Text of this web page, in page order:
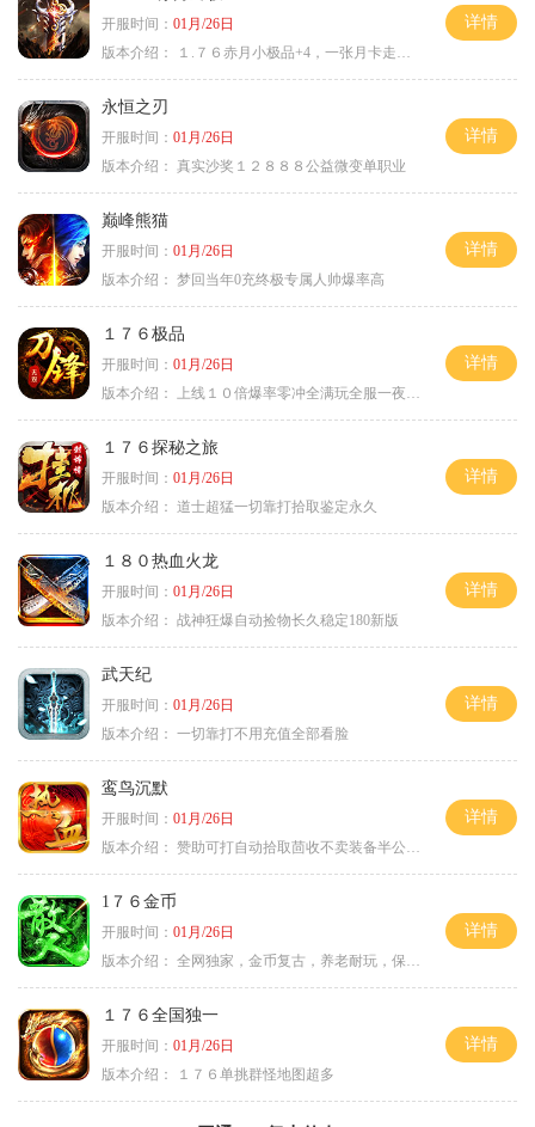
开服时间： 01月/26日
版本介绍：
１.７６赤月小极品+4，一张月卡走天涯a
详情
永恒之刃
开服时间： 01月/26日
版本介绍： 真实沙奖１２８８８公益微变单职业
详情
巅峰熊猫
开服时间： 01月/26日
版本介绍： 梦回当年0充终极专属人帅爆率高
详情
１７６极品
开服时间： 01月/26日
版本介绍：
上线１０倍爆率零冲全满玩全服一夜终极
详情
１７６探秘之旅
开服时间： 01月/26日
版本介绍： 道士超猛一切靠打拾取鉴定永久
详情
１８０热血火龙
开服时间： 01月/26日
版本介绍： 战神狂爆自动捡物长久稳定180新版
详情
武天纪
开服时间： 01月/26日
版本介绍： 一切靠打不用充值全部看脸
详情
鸾鸟沉默
开服时间： 01月/26日
版本介绍： 赞助可打自动拾取茴收不卖装备半公益服
详情
1７６金币
开服时间： 01月/26日
版本介绍： 全网独家，金币复古，养老耐玩，保底回収
详情
１７６全国独一
开服时间： 01月/26日
版本介绍：
１７６单挑群怪地图超多
详情